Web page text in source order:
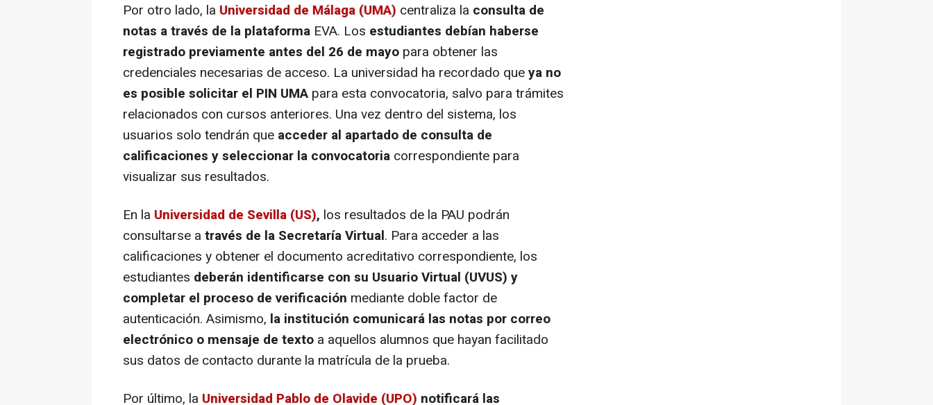
Por otro lado, la Universidad de Málaga (UMA) centraliza la consulta de
notas a través de la plataforma EVA. Los estudiantes debían haberse
registrado previamente antes del 26 de mayo para obtener las
credenciales necesarias de acceso. La universidad ha recordado queya no
es posible solicitar el PIN UMA para esta convocatoria, salvo para trámites
relacionados con cursos anteriores. Una vez dentro del sistema, los
usuarios solo tendrán que acceder al apartado de consulta de
calificaciones y seleccionar la convocatoria correspondiente para
visualizar sus resultados.
En la Universidad de Sevilla (US), los resultados de la PAU podrán
consultarse a través de la Secretaría Virtual. Para acceder a las
calificaciones y obtener el documento acreditativo correspondiente, los
estudiantes deberán identificarse con su Usuario Virtual (UVUS) y
completar el proceso de verificación mediante doble factor de
autenticación. Asimismo, la institución comunicará las notas por correo
electrónico o mensaje de texto a aquellos alumnos que hayan facilitado
sus datos de contacto durante la matrícula de la prueba.
Por último, la Universidad Pablo de Olavide (UPO) notificará las